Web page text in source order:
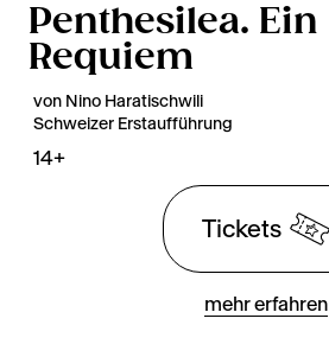
Penthesilea. Ein
Requiem
von Nino Haratischwili
Schweizer Erstaufführung
14+
Tickets
mehr erfahren